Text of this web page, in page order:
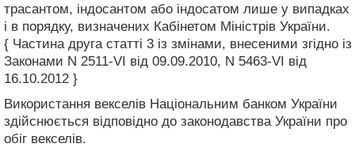
трасантом, індосантом або індосатом лише у випадках
і в порядку, визначених Кабінетом Міністрів України.
{ Частина друга статті 3 із змінами, внесеними згідно із
Законами N 2511-VI від 09.09.2010, N 5463-VI від
16.10.2012 }
Використання векселів Національним банком України
здійснюється відповідно до законодавства України про
обіг векселів.